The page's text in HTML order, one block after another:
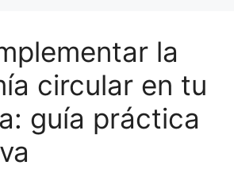
la
circular en tu
guía práctica